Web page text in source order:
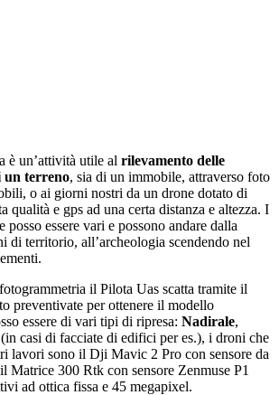
è un’attività utile al rilevamento delle
un terreno, sia di un immobile, attraverso foto
o ai giorni nostri da un drone dotato di
qualità e gps ad una certa distanza e altezza. I
essere vari e possono andare dalla
di territorio, all’archeologia scendendo nel
il Pilota Uas scatta tramite il
preventivate per ottenere il modello
essere di vari tipi di ripresa: Nadirale,
(in casi di facciate di edifici per es.), i droni che
lavori sono il Dji Mavic 2 Pro con sensore da
Matrice 300 Rtk con sensore Zenmuse P1
ad ottica fissa e 45 megapixel.